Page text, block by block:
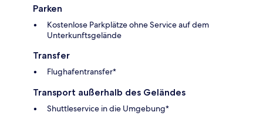
Parken
Kostenlose Parkplätze ohne Service auf dem
Unterkunftsgelände
Transfer
Flughafentransfer*
Transport außerhalb des Geländes
Shuttleservice in die Umgebung*